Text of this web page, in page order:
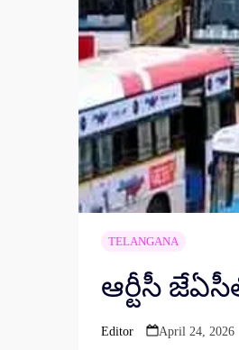
TELANGANA
ఆర్టీసీ
Posted
Editor April 24, 2026